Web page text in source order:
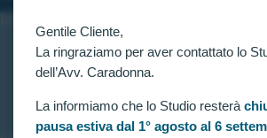
Gentile Cliente,
La ringraziamo per aver contattato lo
dell’Avv. Caradonna.
La informiamo che lo Studio resterà
pausa estiva dal 1° agosto al 6
Home
Chi siamo
Contatti